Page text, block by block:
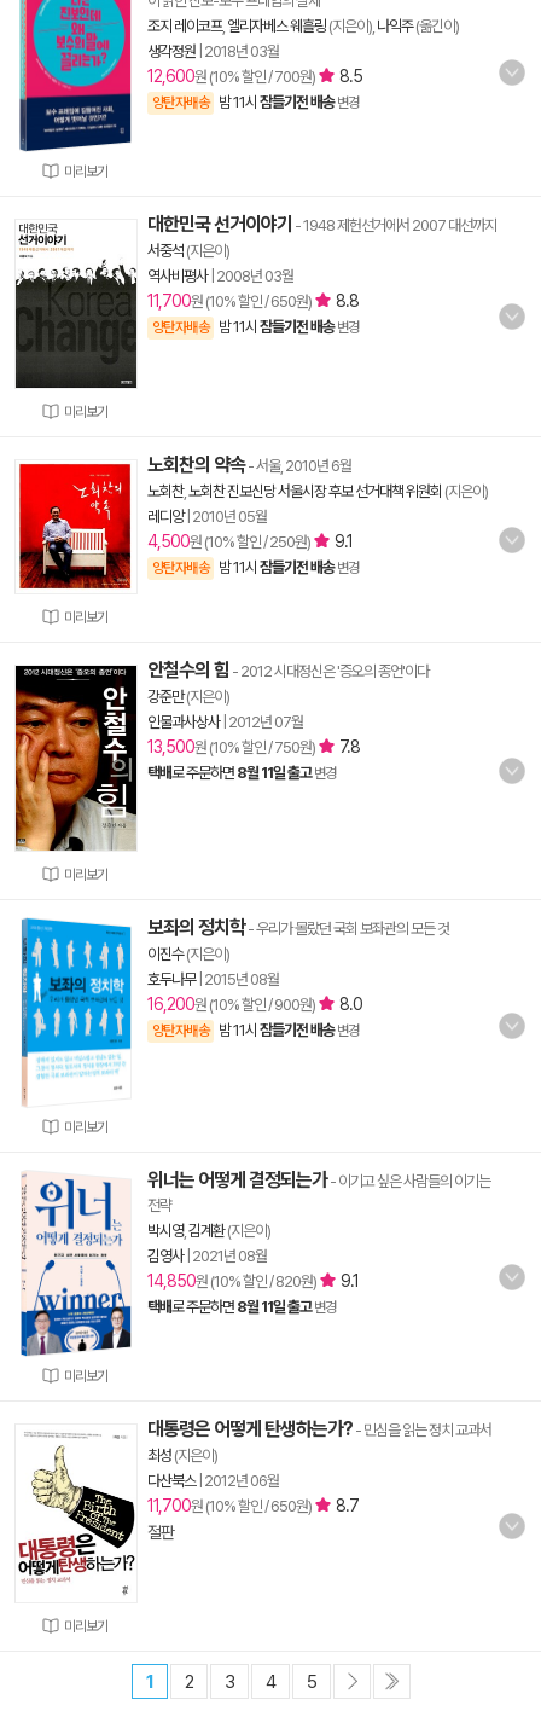
미리보기
조지 레이코프, 엘리자베스 웨흘링 (지은이), 나익주(옮긴이)
생각정원 2018년 03월
12,600원 (10% 할인 / 700원) 8.5
양탄자배송 밤 11시 잠들기전 배송 변경
미리보기
대한민국 선거이야기 - 1948 제헌선거에서 2007 대선까지
서중석 (지은이)
역사비평사| 2008년 03월
11,700원 (10% 할인 / 650원) 8.8
양탄자배송 밤 11시 잠들기전 배송 변경
미리보기
노회찬의 약속- 서울, 2010년 6월
노회찬, 노회찬 진보신당 서울시장 후보 선거대책 위원회 (지은이)
레디앙| 2010년 05월
4,500원 (10% 할인 / 250원) 9.1
양탄자배송 밤 11시 잠들기전 배송 변경
미리보기
안철수의 힘 - 2012 시대정신은 '증오의 종언'이다
강준만(지은이)
인물과사상사| 2012년 07월
13,500원 (10% 할인 / 750원) 7.8
택배로 주문하면 8월 11일 출고 변경
미리보기
보좌의 정치학- 우리가 몰랐던 국회 보좌관의 모든 것
이진수(지은이)
호두나무| 2015년 08월
16,200원 (10% 할인 / 900원) 8.0
양탄자배송 밤 11시 잠들기전 배송 변경
미리보기
위너는 어떻게 결정되는가- 이기고 싶은 사람들의 이기는
전략
박시영, 김계환(지은이)
김영사| 2021년 08월
14,850원 (10% 할인 / 820원) 9.1
택배로 주문하면 8월 11일 출고 변경
미리보기
대통령은 어떻게 탄생하는가? - 민심을 읽는 정치 교과서
최성 (지은이)
다산북스| 2012년 06월
11,700원 (10% 할인 / 650원)
8.7
절판
1 2 3 4 5